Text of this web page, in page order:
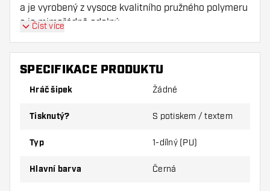
a je vyrobený z vysoce kvalitního pružného polymeru
a je mimořádně odolný.
Šířka ochrany: 12 cm
Číst více
SPECIFIKACE PRODUKTU
Hráč šipek Žádné
Tisknutý? S potiskem / textem
Typ 1-dílný (PU)
Hlavní barva Černá